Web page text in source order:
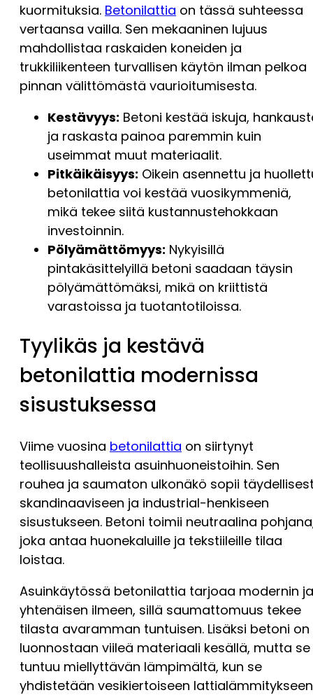
kuormituksia. Betonilattia on tässä suhteessa
vertaansa vailla. Sen mekaaninen lujuus
mahdollistaa raskaiden koneiden ja
trukkiliikenteen turvallisen käytön ilman pelkoa
pinnan välittömästä vaurioitumisesta.
Kestävyys: Betoni kestää iskuja,
ja raskasta painoa paremmin kuin
useimmat muut materiaalit.
Pitkäikäisyys: Oikein asennettu ja
betonilattia voi kestää vuosikymmeniä,
mikä tekee siitä kustannustehokkaan
investoinnin.
Pölyämättömyys: Nykyisillä
pintakäsittelyillä betoni saadaan täysin
pölyämättömäksi, mikä on kriittistä
varastoissa ja tuotantotiloissa.
Tyylikäs ja kestävä
betonilattia modernissa
sisustuksessa
Viime vuosina betonilattia on siirtynyt
teollisuushalleista asuinhuoneistoihin. Sen
rouhea ja saumaton ulkonäkö sopii
skandinaaviseen ja industrial-henkiseen
sisustukseen. Betoni toimii neutraalina
joka antaa huonekaluille ja tekstiileille tilaa
loistaa.
Asuinkäytössä betonilattia tarjoaa modernin ja
yhtenäisen ilmeen, sillä saumattomuus tekee
tilasta avaramman tuntuisen. Lisäksi betoni on
luonnostaan viileä materiaali kesällä, mutta se
tuntuu miellyttävän lämpimältä, kun se
yhdistetään vesikiertoiseen